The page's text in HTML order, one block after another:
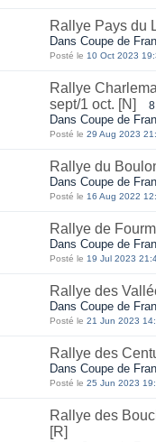
Rallye Pays du
Dans Coupe de
Posté le 10 Oct 2023
Rallye
sept/1 oct. [N]
Dans Coupe de
Posté le 29 Aug 2023
Rallye du
Dans Coupe de
Posté le 16 Aug 2022
Rallye de
Dans Coupe de
Posté le 19 Jul 2023
Rallye des
Dans Coupe de
Posté le 21 Jun 2023
Rallye des
Dans Coupe de
Posté le 25 Jun 2023
Rallye des
[R]